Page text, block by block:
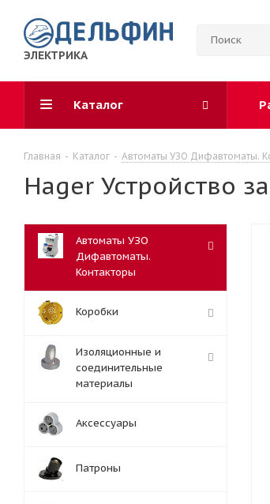
ЭЛЕКТРИКА
Каталог
Главная - Каталог - Автоматы УЗО Дифавтоматы.
Hager Устройство
Автоматы УЗО
Дифавтоматы.
Контакторы
Коробки
Изоляционные и
соединительные
материалы
Аксессуары
Патроны